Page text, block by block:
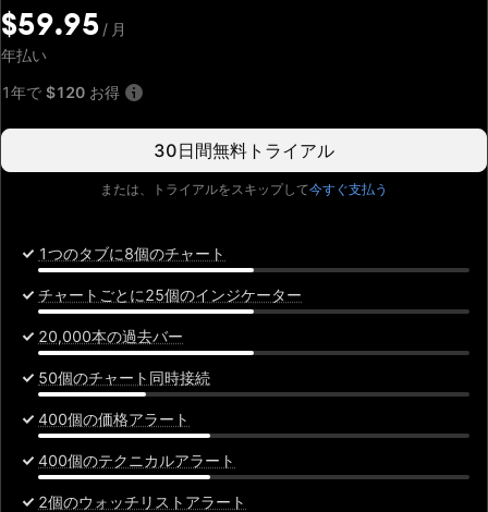
価
格:
$59.95
月
$59.95 / 月
年払い
1年で $120 お得
30日間無料トライアル
または、トライアルをスキップして今すぐ支払う
1つのタブに8個のチャート
チャートごとに25個のインジケーター
20,000本の過去バー
50個のチャート同時接続
400個の価格アラート
400個のテクニカルアラート
2個のウォッチリストアラート